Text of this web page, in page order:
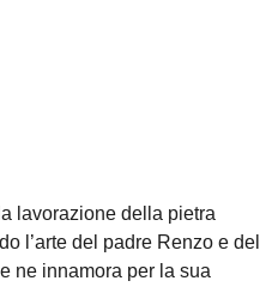
lavorazione della pietra
l’arte del padre Renzo e del
ne innamora per la sua